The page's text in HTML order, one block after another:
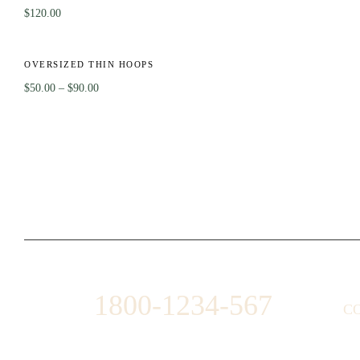
$120.00
OVERSIZED THIN HOOPS
$50.00 – $90.00
1800-1234-567